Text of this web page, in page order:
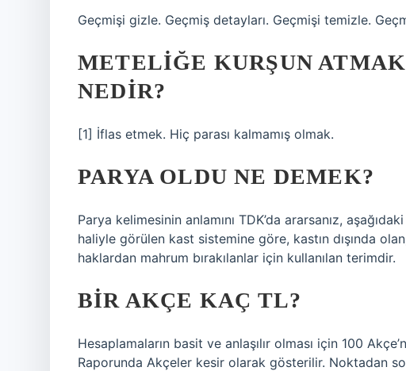
Geçmişi gizle. Geçmiş detayları. Geçmişi temizle.
METELIĞE KURŞUN
NEDIR?
[1] İflas etmek. Hiç parası kalmamış olmak.
PARYA OLDU NE DEMEK?
Parya kelimesinin anlamını TDK’da ararsanız,
haliyle görülen kast sistemine göre, kastın dışında
haklardan mahrum bırakılanlar için kullanılan terimdir.
BIR AKÇE KAÇ TL?
Hesaplamaların basit ve anlaşılır olması için 100
Raporunda Akçeler kesir olarak gösterilir. Noktadan